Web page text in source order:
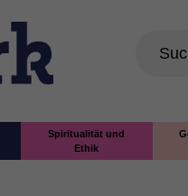
Spiritualität und
Ethik